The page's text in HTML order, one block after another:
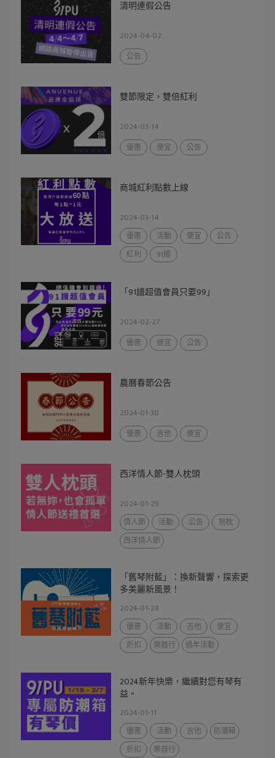
清明連假公告
2024-04-02
公告
雙節限定，雙倍紅利
2024-03-14
優惠 便宜 公告
商城紅利點數上線
2024-03-14
優惠 活動 便宜
公告
紅利
91譜
「91譜超值會員只要99」
2024-02-27
優惠 便宜 公告
農曆春節公告
2024-01-30
優惠 吉他 便宜
西洋情人節-雙人枕頭
2024-01-29
情人節 活動 公告
抱枕
西洋情人節
「舊琴附藍」：換新聲響，探索更
多美麗新風景！
2024-01-28
優惠 活動 吉他
便宜
折扣
樂器行 過年活動
2024新年快樂，繼續對您有琴有
益。
2024-01-11
優惠 活動 吉他
防潮箱
折扣
樂器行